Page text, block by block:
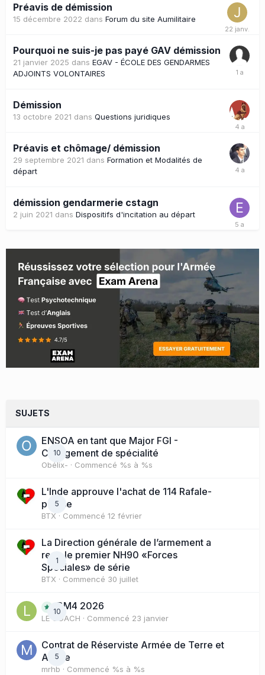
Préavis de démission
15 décembre 2022 dans Forum du site Aumilitaire
Pourquoi ne suis-je pas payé GAV démission
21 janvier 2025 dans EGAV - ÉCOLE DES GENDARMES
ADJOINTS VOLONTAIRES
Démission
13 octobre 2021 dans Questions juridiques
Préavis et chômage/ démission
29 septembre 2021 dans Formation et Modalités de
départ
démission gendarmerie cstagn
2 juin 2021 dans Dispositifs d'incitation au départ
SUJETS
10
ENSOA en tant que Major FGI -
Changement de spécialité
Obélix- · Commencé %s à %s
5
L'Inde approuve l'achat de 114 Rafale-
presse
BTX · Commencé 12 février
1
La Direction générale de l’armement a
reçu le premier NH90 «Forces
Spéciales» de série
BTX · Commencé 30 juillet
10BM4 2026
LE COACH · Commencé 23 janvier
5
Contrat de Réserviste Armée de Terre et
Active
mrhb · Commencé %s à %s